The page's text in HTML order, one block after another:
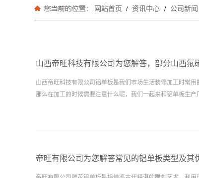
网站首页 / 资讯中心 / 公司新闻
山西帝旺科技有限公司为您解答，部分山西氟
山西帝旺科技有限公司铝单板是我们市场生活装修加工时常
那么在加工的时候需要注意什么呢，我们一起来和铝单板生产
帝旺有限公司为您解答常见的铝单板类型及其